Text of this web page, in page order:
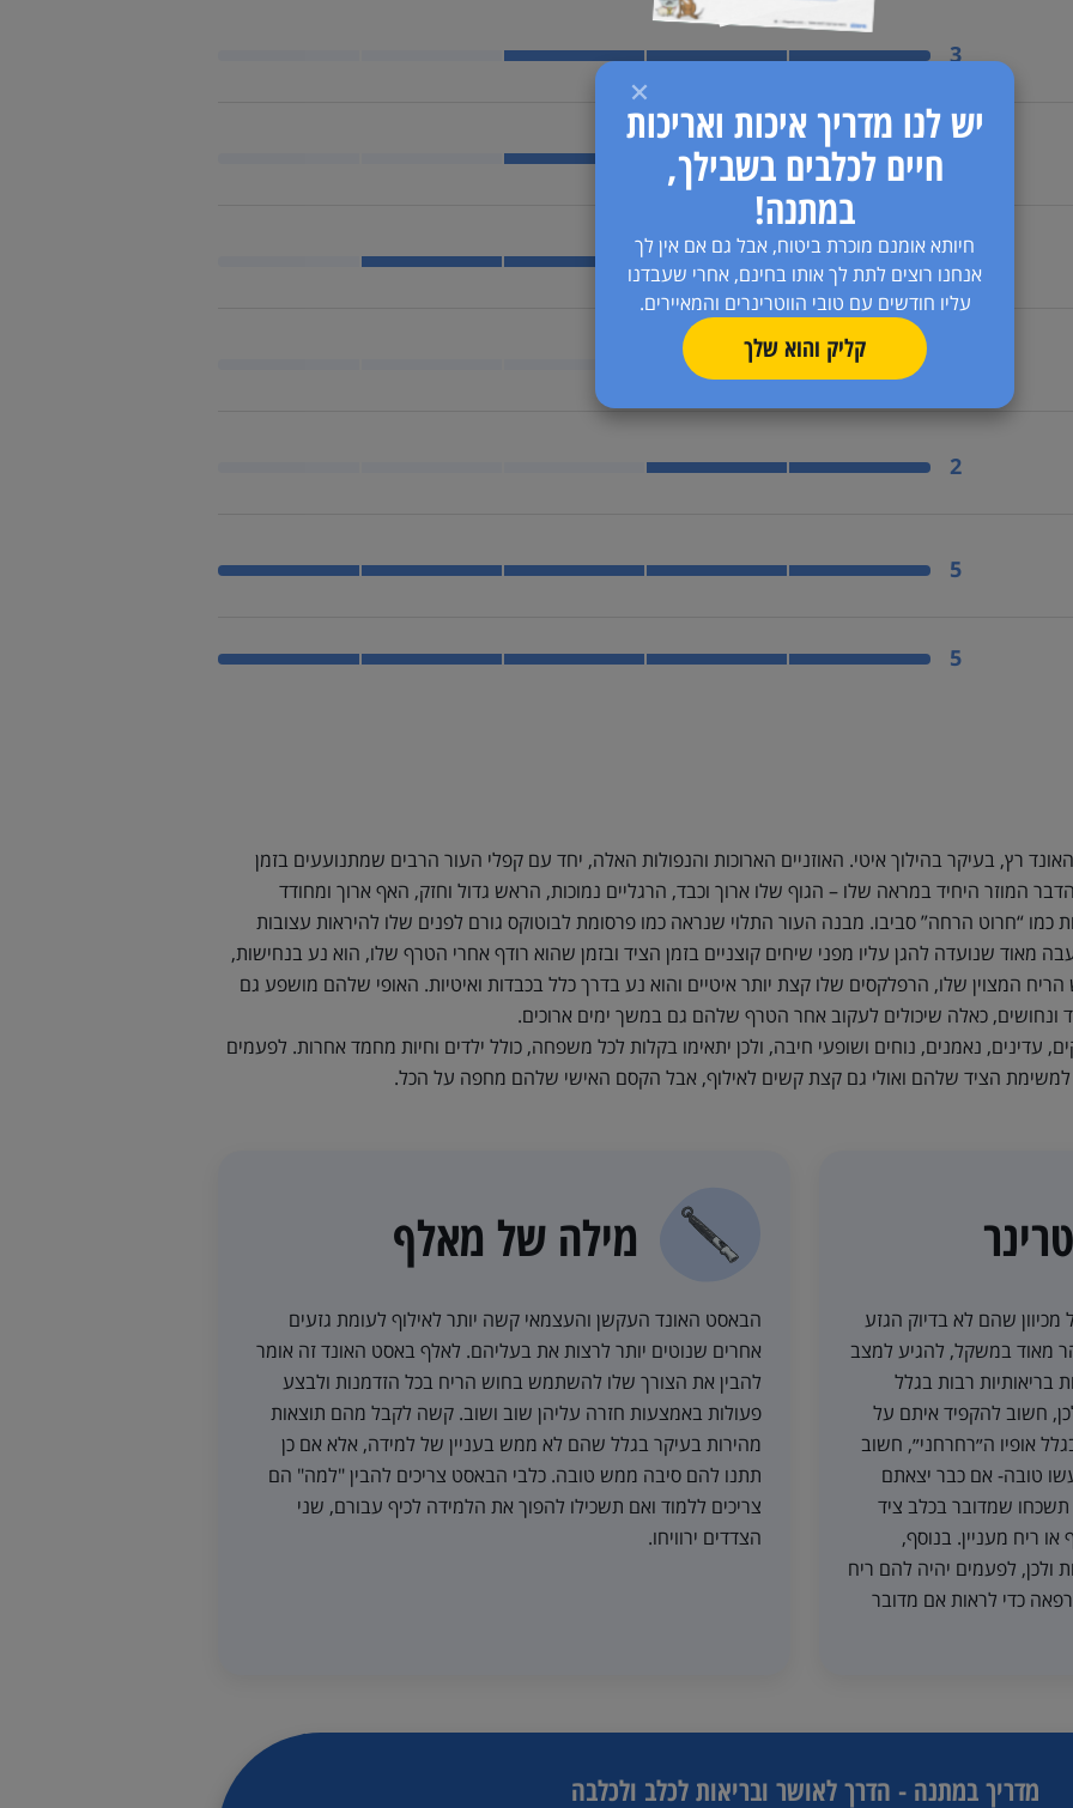
יש לנו מדריך איכות ואריכות
חיים לכלבים בשבילך,
במתנה!
חיותא אומנם מוכרת ביטוח, אבל גם אם אין לך
אנחנו רוצים לתת לך אותו בחינם, אחרי שעבדנו
עליו חודשים עם טובי הווטרינרים והמאיירים.
קליק והוא שלך
3
4
קצר יספיק
צריך סבלנות
2
טבעי5
חיית מסיבות
5
רץ, בעיקר בהילוך איטי. האוזניים הארוכות והנפולות האלה, יחד עם קפלי העור הרבים שמתנועעים בזמן
המוזר היחיד במראה שלו – הגוף שלו ארוך וכבד, הרגליים נמוכות, הראש גדול וחזק, האף ארוך ומחודד
כמו “חרוט הרחה” סביבו. מבנה העור התלוי שנראה כמו פרסומת לבוטוקס גורם לפנים שלו להיראות עצובות
מאוד שנועדה להגן עליו מפני שיחים קוצניים בזמן הציד ובזמן שהוא רודף אחרי הטרף שלו, הוא נע בנחישות,
המצוין שלו, הרפלקסים שלו קצת יותר איטיים והוא נע בדרך כלל בכבדות ואיטיות. האופי שלהם מושפע גם
ונחושים, כאלה שיכולים לעקוב אחר הטרף שלהם גם במשך ימים ארוכים.
עדינים, נאמנים, נוחים ושופעי חיבה, ולכן יתאימו בקלות לכל משפחה, כולל ילדים וחיות מחמד אחרות. לפעמים
הציד שלהם ואולי גם קצת קשים לאילוף, אבל הקסם האישי שלהם מחפה על הכל.
שהם לא בדיוק הגזע
מאוד במשקל, להגיע למצב
רבות בגלל
חשוב להקפיד איתם על
אופיו ה״רחרחני״, חשוב
טובה- אם כבר יצאתם
שמדובר בכלב ציד
ריח מעניין. בנוסף,
ולכן, לפעמים יהיה להם ריח
כדי לראות אם מדובר
מילה של מאלף
הבאסט האונד העקשן והעצמאי קשה יותר לאילוף לעומת גזעים
אחרים שנוטים יותר לרצות את בעליהם. לאלף באסט האונד זה אומר
להבין את הצורך שלו להשתמש בחוש הריח בכל הזדמנות ולבצע
פעולות באמצעות חזרה עליהן שוב ושוב. קשה לקבל מהם תוצאות
מהירות בעיקר בגלל שהם לא ממש בעניין של למידה, אלא אם כן
תתנו להם סיבה ממש טובה. כלבי הבאסט צריכים להבין "למה" הם
צריכים ללמוד ואם תשכילו להפוך את הלמידה לכיף עבורם, שני
הצדדים ירוויחו.
מדריך במתנה - הדרך לאושר ובריאות לכלב ולכלבה